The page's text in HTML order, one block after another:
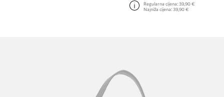
Regularna cijena: 39,90 €
Najniža cijena: 39,90 €